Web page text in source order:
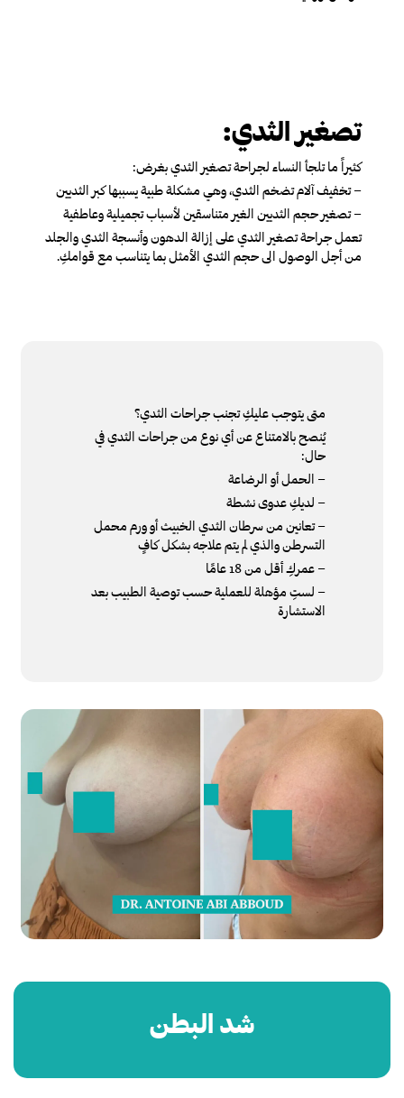
تصغير الثدي:
كثيراً ما تلجأ النساء لجراحة تصغير الثدي بغرض:
– تخفيف آلام تضخم الثدي، وهي مشكلة طبية يسببها كبر الثديين
– تصغير حجم الثديين الغير متناسقين لأسباب تجميلية وعاطفية
تعمل جراحة تصغير الثدي على إزالة الدهون وأنسجة الثدي والجلد
من أجل الوصول الى حجم الثدي الأمثل بما يتناسب مع قوامكِ.
متى يتوجب عليكِ تجنب جراحات الثدي؟
يُنصح بالامتناع عن أي نوع من جراحات الثدي في
حال:
– الحمل أو الرضاعة
– لديكِ عدوى نشطة
– تعانين من سرطان الثدي الخبيث أو ورم محمل
التسرطن والذي لم يتم علاجه بشكل كافٍ
– عمركِ أقل من 18 عامًا
– لستِ مؤهلة للعملية حسب توصية الطبيب بعد
الاستشارة
شد البطن